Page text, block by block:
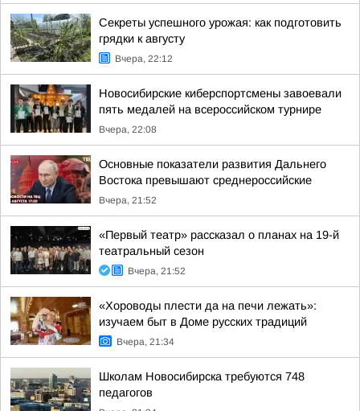
Секреты успешного урожая: как подготовить
грядки к августу
Вчера, 22:12
Новосибирские киберспортсмены завоевали
пять медалей на всероссийском турнире
Вчера, 22:08
Основные показатели развития Дальнего
Востока превышают среднероссийские
Вчера, 21:52
«Первый театр» рассказал о планах на 19-й
театральный сезон
Вчера, 21:52
«Хороводы плести да на печи лежать»:
изучаем быт в Доме русских традиций
Вчера, 21:34
Школам Новосибирска требуются 748
педагогов